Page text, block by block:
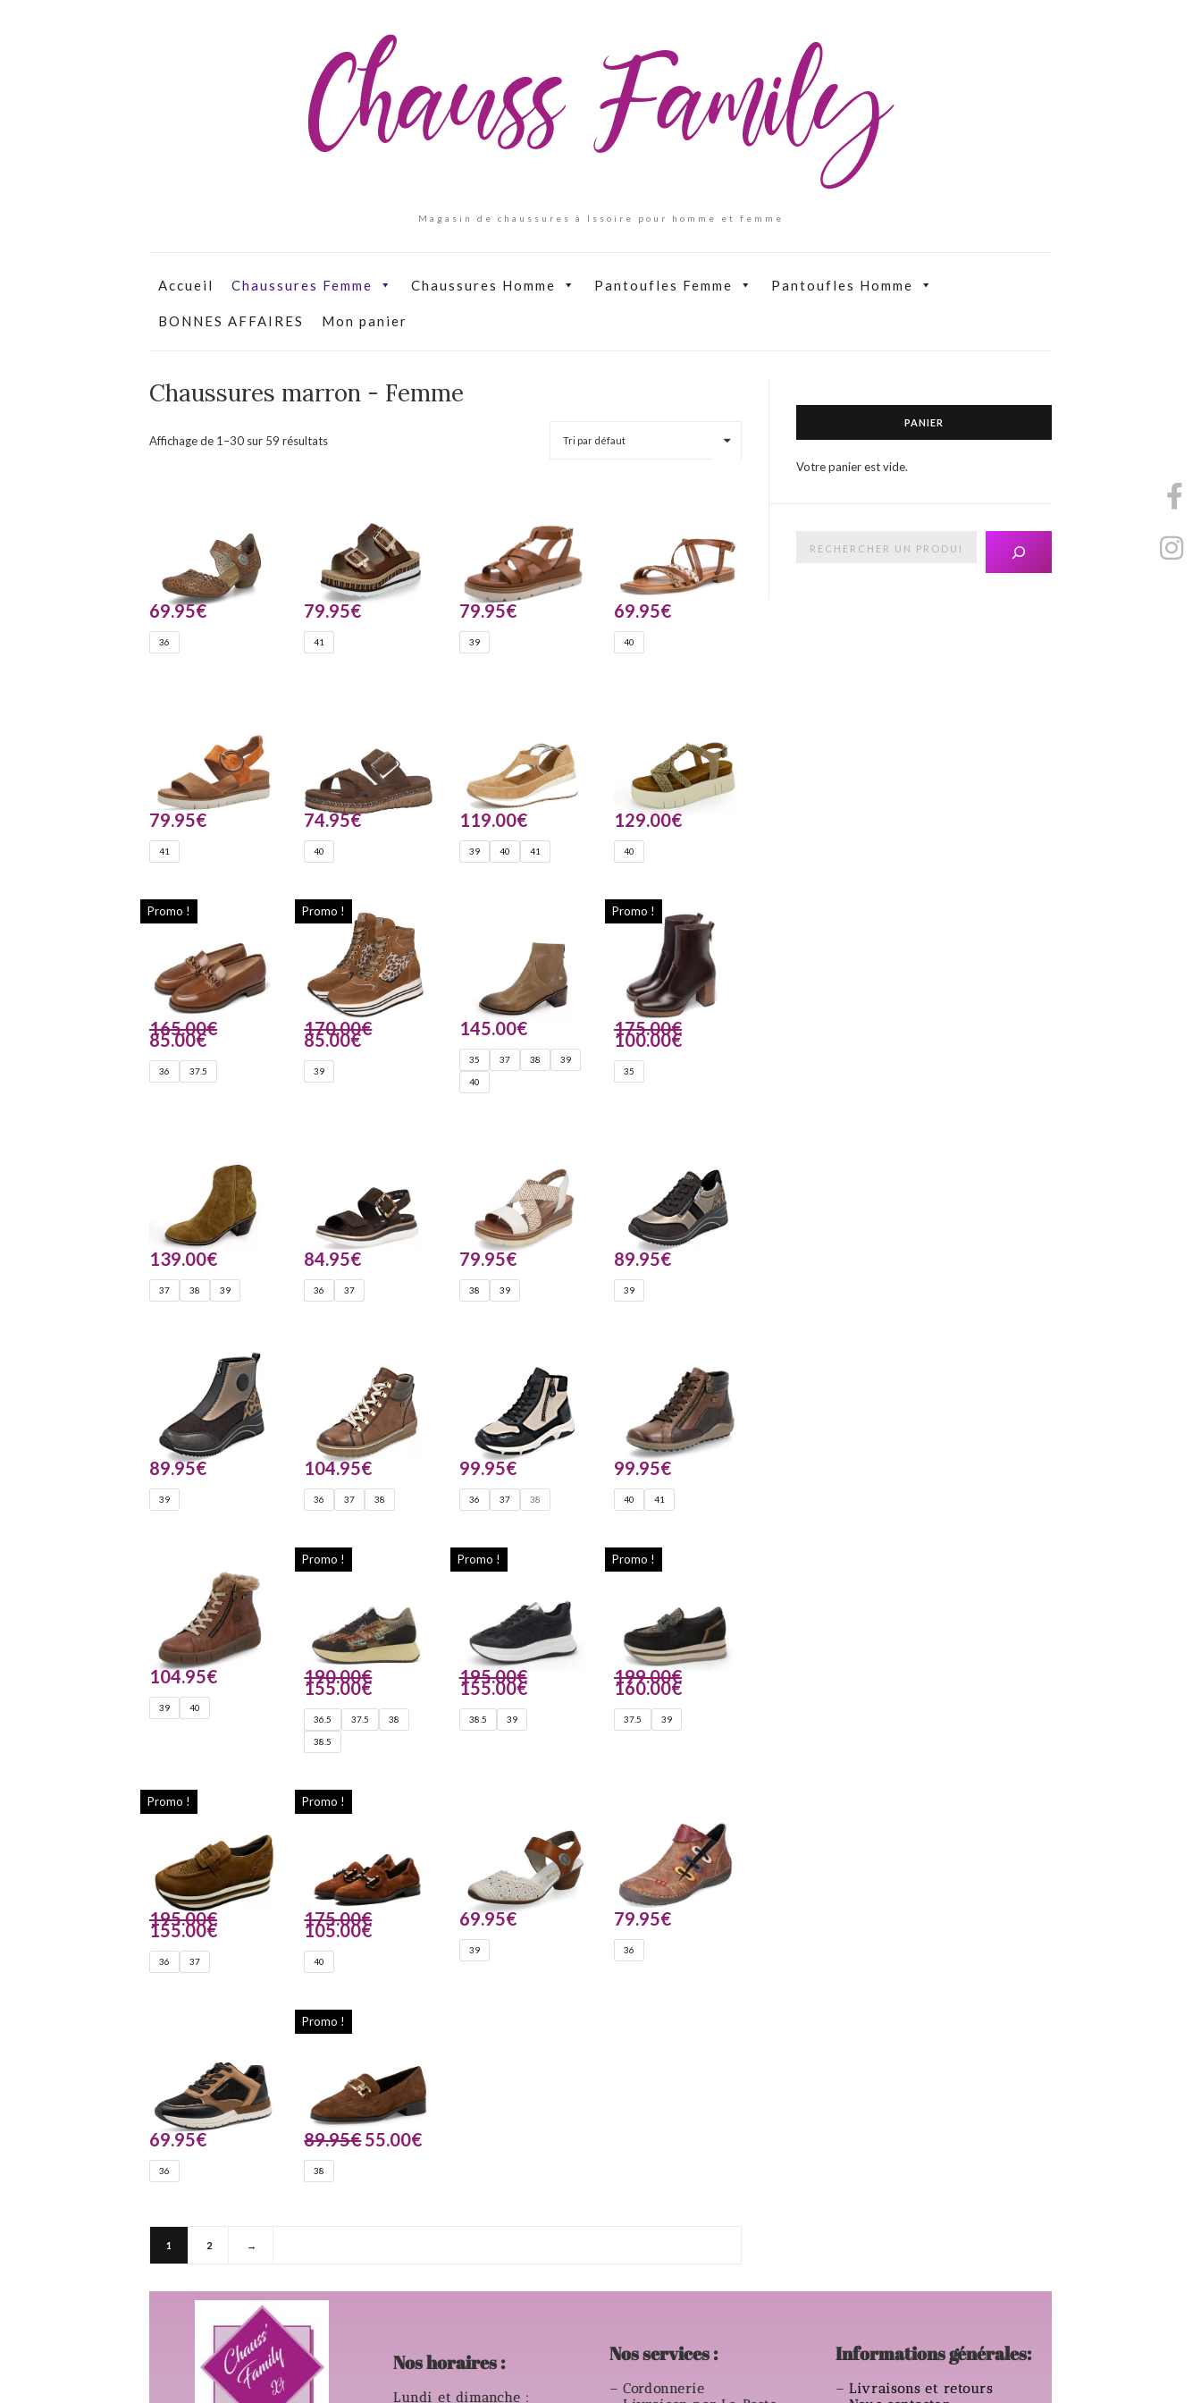
Chauss Family
Magasin de chaussures à Issoire pour homme et femme
Accueil Chaussures Femme Chaussures Homme Pantoufles Femme Pantoufles Homme
BONNES AFFAIRES Mon panier
Chaussures marron - Femme
Affichage de 1–30 sur 59 résultats
69.95€
36
79.95€
41
79.95€
39
69.95€
40
79.95€
41
74.95€
40
119.00€
39 40 41
129.00€
40
Promo !
165.00€
85.00€
36 37.5
Promo !
170.00€
85.00€
39
145.00€
35 37 38 39
40
Promo !
175.00€
100.00€
35
139.00€
37 38 39
84.95€
36 37
79.95€
38 39
89.95€
39
89.95€
39
104.95€
36 37 38
99.95€
36 37 38
99.95€
40 41
104.95€
39 40
Promo !
190.00€
155.00€
36.5 37.5 38
38.5
Promo !
195.00€
155.00€
38.5 39
Promo !
199.00€
160.00€
37.5 39
Promo !
195.00€
155.00€
36 37
Promo !
175.00€
105.00€
40
69.95€
39
79.95€
36
69.95€
36
Promo !
89.95€55.00€
38
1 2 →
PANIER
Votre panier est vide.
Nos horaires :
Lundi et dimanche :
Nos services :
– Cordonnerie
Informations générales:
– Livraisons et retours